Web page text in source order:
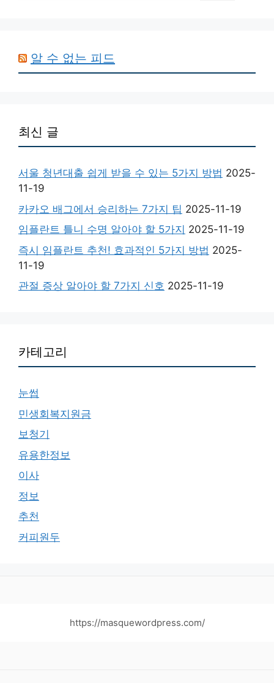
알 수 없는 피드
최신 글
서울 청년대출 쉽게 받을 수 있는 5가지 방법 2025-
11-19
카카오 배그에서 승리하는 7가지 팁 2025-11-19
임플란트 틀니 수명 알아야 할 5가지 2025-11-19
즉시 임플란트 추천! 효과적인 5가지 방법 2025-
11-19
관절 증상 알아야 할 7가지 신호 2025-11-19
카테고리
눈썹
민생회복지원금
보청기
유용한정보
이사
정보
추천
커피원두
https://masquewordpress.com/